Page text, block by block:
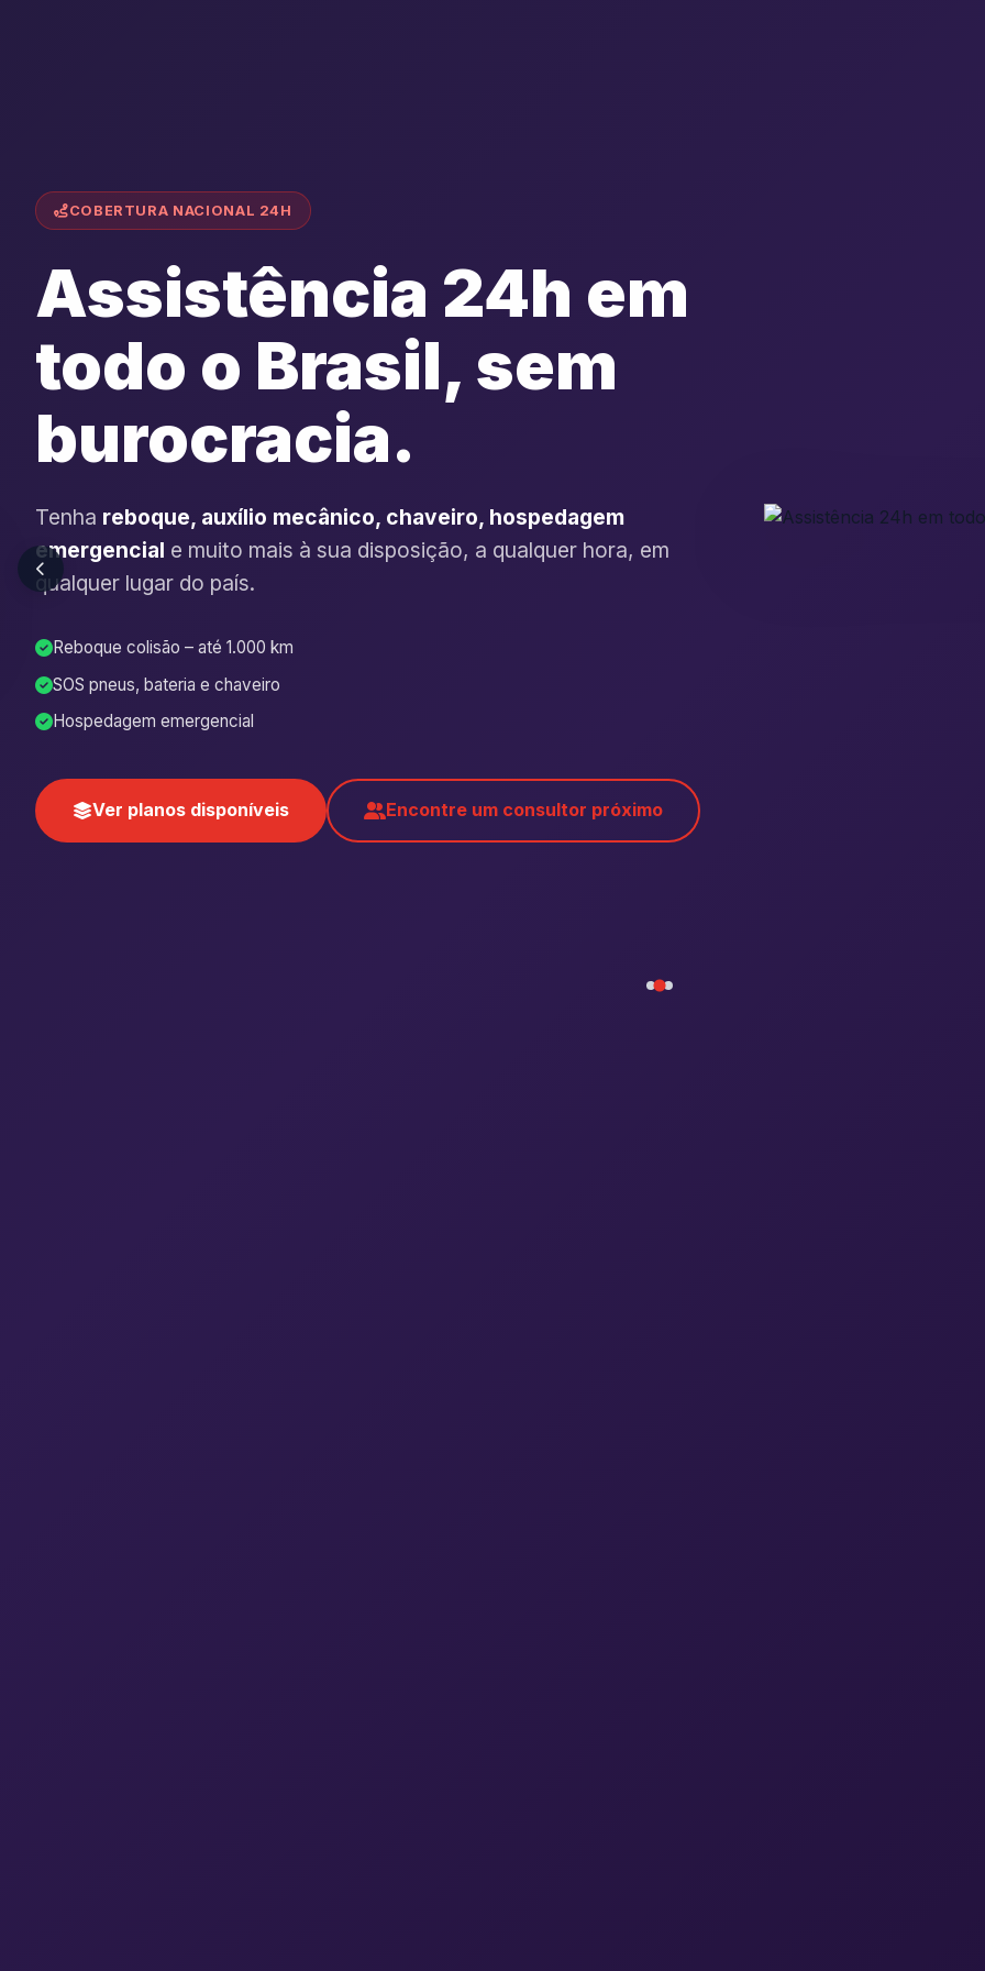
COBERTURA NACIONAL 24H
Assistência 24h em
todo o Brasil, sem
burocracia.
Tenha reboque, auxílio mecânico, chaveiro, hospedagem
emergencial e muito mais à sua disposição, a qualquer hora, em
qualquer lugar do país.
Reboque colisão – até 1.000 km
SOS pneus, bateria e chaveiro
Hospedagem emergencial
Ver planos disponíveis Encontre um consultor próximo